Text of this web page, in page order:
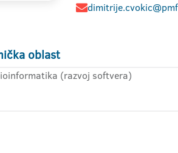
oblast
(razvoj softvera)